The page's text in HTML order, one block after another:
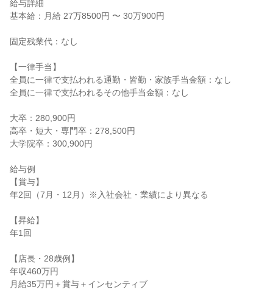
給与詳細
基本給：月給 27万8500円 〜 30万900円
固定残業代：なし
【一律手当】
全員に一律で支払われる通勤・皆勤・家族手当金額：なし
全員に一律で支払われるその他手当金額：なし
大卒：280,900円
高卒・短大・専門卒：278,500円
大学院卒：300,900円
給与例
【賞与】
年2回（7月・12月）※入社会社・業績により異なる
【昇給】
年1回
【店長・28歳例】
年収460万円
月給35万円＋賞与＋インセンティブ